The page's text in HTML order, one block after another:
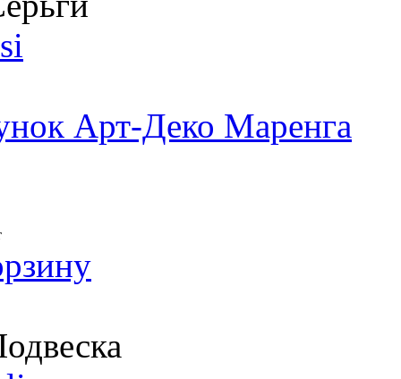
Арт-Деко Маренга